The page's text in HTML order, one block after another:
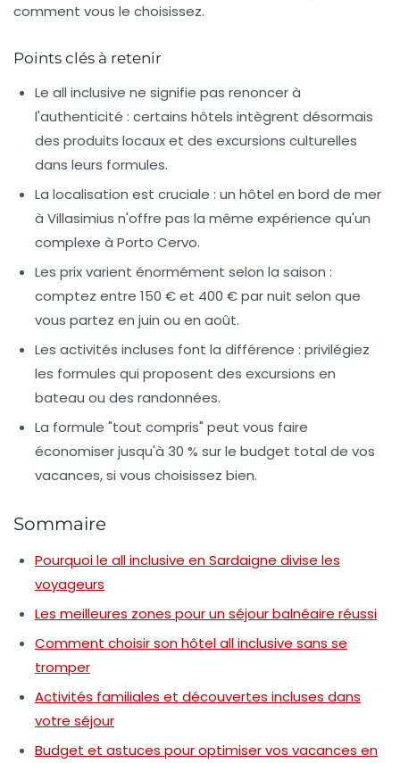
comment vous le choisissez.
Points clés à retenir
Le all inclusive ne signifie pas renoncer à
l'authenticité : certains hôtels intègrent désormais
des produits locaux et des excursions culturelles
dans leurs formules.
La localisation est cruciale : un hôtel en bord de mer
à Villasimius n'offre pas la même expérience qu'un
complexe à Porto Cervo.
Les prix varient énormément selon la saison :
comptez entre 150 € et 400 € par nuit selon que
vous partez en juin ou en août.
Les activités incluses font la différence : privilégiez
les formules qui proposent des excursions en
bateau ou des randonnées.
La formule "tout compris" peut vous faire
économiser jusqu'à 30 % sur le budget total de vos
vacances, si vous choisissez bien.
Sommaire
Pourquoi le all inclusive en Sardaigne divise les
voyageurs
Les meilleures zones pour un séjour balnéaire réussi
Comment choisir son hôtel all inclusive sans se
tromper
Activités familiales et découvertes incluses dans
votre séjour
Budget et astuces pour optimiser vos vacances en